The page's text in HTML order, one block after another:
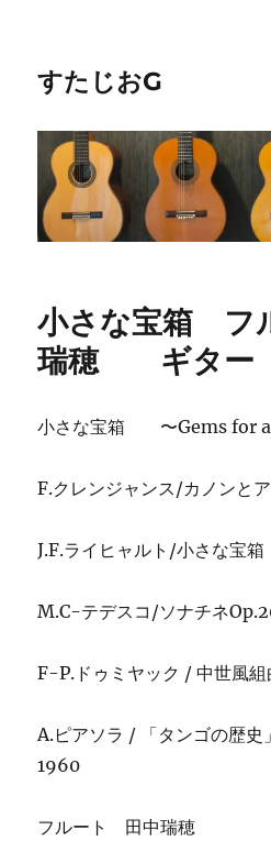
すたじおG
小さな宝箱 フ
瑞穂 ギター
小さな宝箱 〜Gems for
F.クレンジャンス/カノンと
J.F.ライヒャルト/小さな宝箱
M.C-テデスコ/ソナチネ
F-P.ドゥミヤック / 中世風組
A.ピアソラ / 「タンゴの歴史
1960
フルート 田中瑞穂